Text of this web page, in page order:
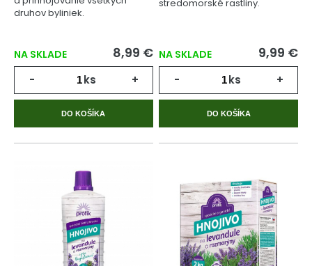
druhov byliniek.
NA SKLADE 8,99 €
- ks +
DO KOŠÍKA
stredomorské rastliny.
NA SKLADE 9,99 €
- ks +
DO KOŠÍKA